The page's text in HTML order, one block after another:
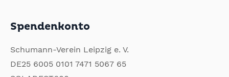
Spendenkonto
Schumann-Verein Leipzig e. V.
DE25 6005 0101 7471 5067 65